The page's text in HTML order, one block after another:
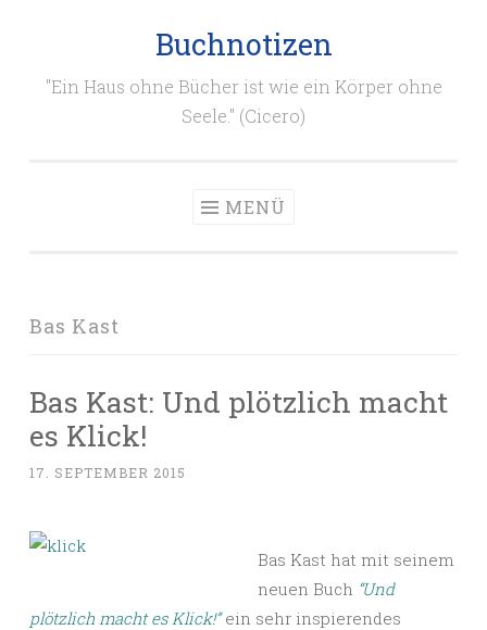
Buchnotizen
"Ein Haus ohne Bücher ist wie ein Körper ohne
Seele." (Cicero)
MENÜ
Bas Kast
Bas Kast: Und plötzlich macht
es Klick!
17. SEPTEMBER 2015
Bas Kast hat mit seinem
neuen Buch “Und
plötzlich macht es Klick!”ein sehr inspierendes